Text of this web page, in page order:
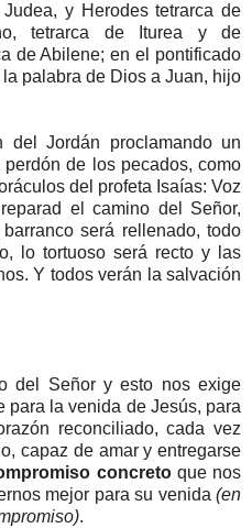
y Herodes tetrarca de
tetrarca de Iturea y de
de Abilene; en el pontificado
palabra de Dios a Juan, hijo
Jordán proclamando un
de los pecados, como
del profeta Isaías: Voz
el camino del Señor,
será rellenado, todo
lo tortuoso será recto y las
Y todos verán la salvación
del Señor y esto nos exige
para la venida de Jesús, para
reconciliado, cada vez
capaz de amar y entregarse
concretoque nos
mejor para su venida (en
.